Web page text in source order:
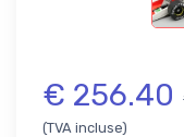
€ 256.40
(TVA incluse)